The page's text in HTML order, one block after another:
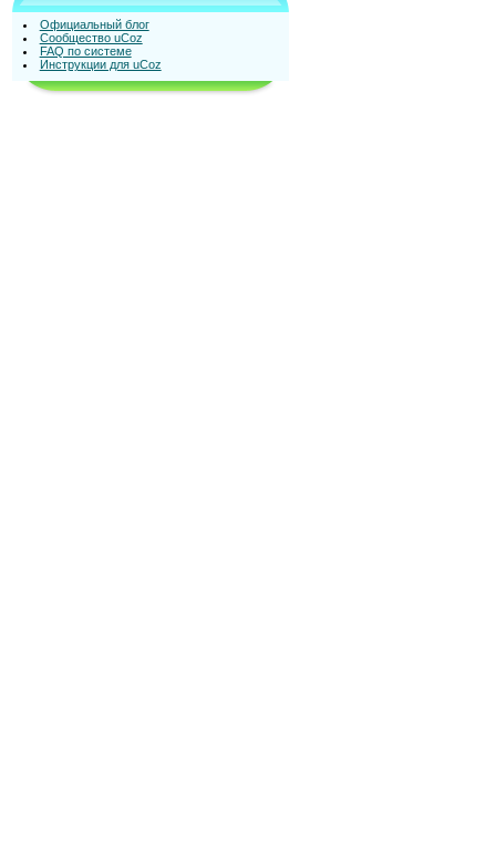
Официальный блог
Сообщество uCoz
FAQ по системе
Инструкции для uCoz